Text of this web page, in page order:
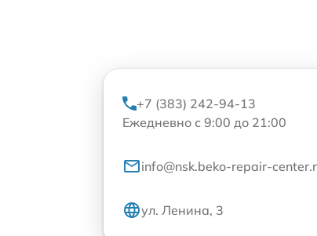
+7 (383) 242-94-13
Ежедневно с 9:00 до 21:00
info@nsk.beko-repair-
ул. Ленина, 3